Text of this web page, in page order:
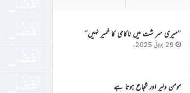
’’میری سر شت میں ناکامی کا خمیر نہیں‘‘
29 جولائی 2025ء
مومن دلیر اور شجاع ہوتا ہے